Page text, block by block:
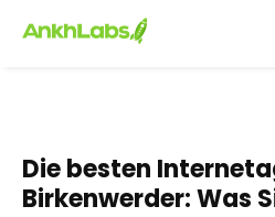
Die besten
Birkenwerder: Was